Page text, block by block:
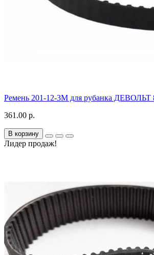
Ремень 201-12-3M для рубанка
361.00 р.
В корзину
Лидер продаж!